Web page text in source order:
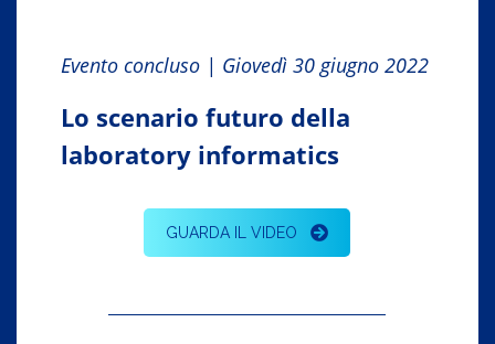
Evento concluso | Giovedì 30 giugno 2022
Lo scenario futuro della
laboratory informatics
GUARDA IL VIDEO